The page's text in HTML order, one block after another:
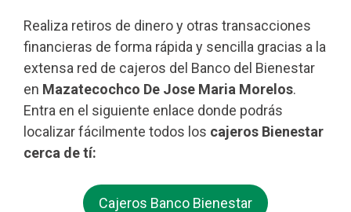
Realiza retiros de dinero y otras transacciones
financieras de forma rápida y sencilla gracias a la
extensa red de cajeros del Banco del Bienestar
en Mazatecochco De Jose Maria Morelos.
Entra en el siguiente enlace donde podrás
localizar fácilmente todos los cajeros Bienestar
cerca de tí:
Cajeros Banco Bienestar